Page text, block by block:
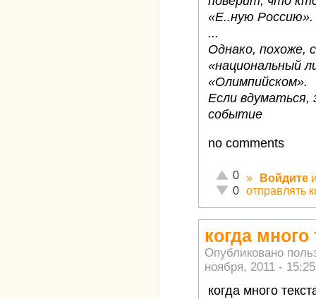
«Е..ную Россию».
...
Однако, похоже,
«национальный
«Олимпийском».
Если
событие
no comments
Отлично!
0
Неадекватно!
0
» Войдите
отправлять
когда много
Опубликовано
ноября, 2011 - 15:25
когда много